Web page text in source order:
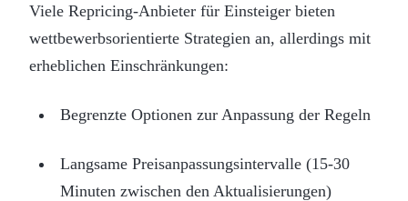
Viele Repricing-Anbieter für Einsteiger bieten
wettbewerbsorientierte Strategien an, allerdings mit
erheblichen Einschränkungen:
Begrenzte Optionen zur Anpassung der Regeln
Langsame Preisanpassungsintervalle (15-30
Minuten zwischen den Aktualisierungen)